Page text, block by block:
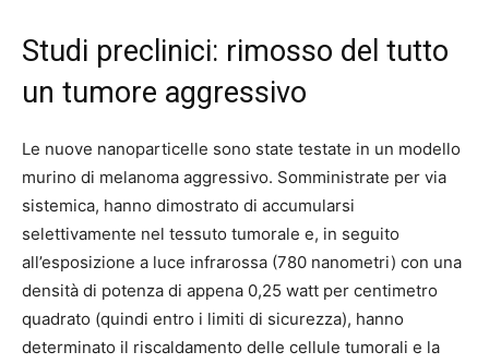
Studi preclinici: rimosso del tutto
un tumore aggressivo
Le nuove nanoparticelle sono state testate in un modello
murino di melanoma aggressivo. Somministrate per via
sistemica, hanno dimostrato di accumularsi
selettivamente nel tessuto tumorale e, in seguito
all’esposizione a luce infrarossa (780 nanometri) con una
densità di potenza di appena 0,25 watt per centimetro
quadrato (quindi entro i limiti di sicurezza), hanno
determinato il riscaldamento delle cellule tumorali e la